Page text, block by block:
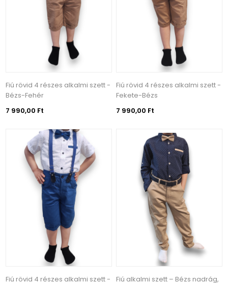
Fiú rövid 4 részes alkalmi szett -
Bézs-Fehér
7 990,00 Ft
Fiú rövid 4 részes alkalmi szett -
Fekete-Bézs
7 990,00 Ft
Fiú rövid 4 részes alkalmi szett -
Fiú alkalmi szett – Bézs nadrág,